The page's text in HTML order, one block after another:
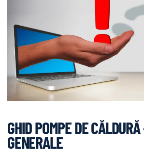
GHID POMPE DE
GENERALE